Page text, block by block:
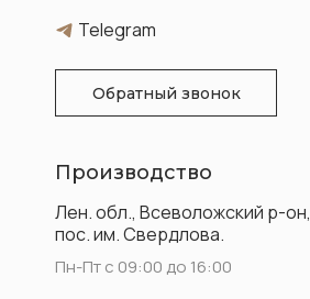
Производство
Пн-Пт с 09:00 до 16:00
Telegram
Лен. обл., Всеволожский р-он,
пос. им. Свердлова.
Обратный звонок